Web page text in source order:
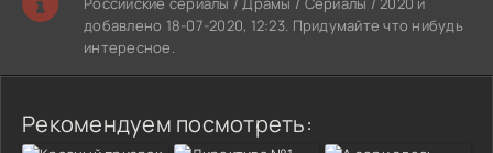
добавлено 18-07-2020, 12:23. Придумайте что нибудь
интересное.
Рекомендуем посмотреть: